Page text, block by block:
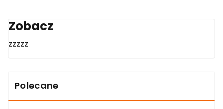
Zobacz
zzzzz
Polecane